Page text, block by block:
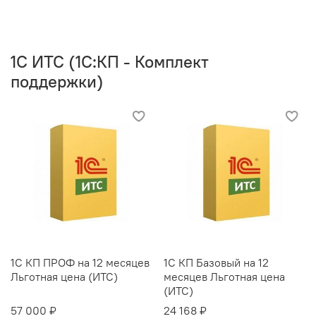
1C ИТС (1С:КП - Комплект
поддержки)
1С КП ПРОФ на 12 месяцев
Льготная цена (ИТС)
57 000 ₽
1С КП Базовый на 12
месяцев Льготная цена
(ИТС)
24 168 ₽